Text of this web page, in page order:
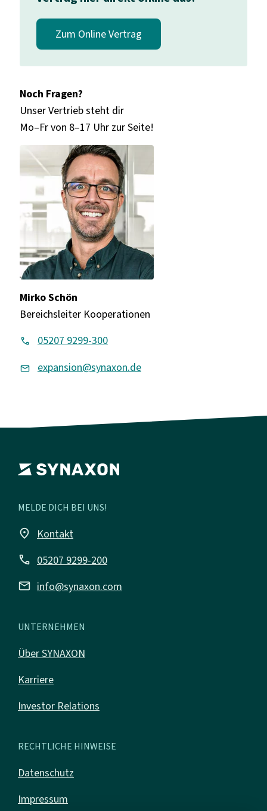
Zum Online Vertrag
Noch Fragen?
Unser Vertrieb steht dir
Mo–Fr von 8–17 Uhr zur Seite!
Mirko Schön
Bereichsleiter Kooperationen
05207 9299-300
expansion@synaxon.de
MELDE DICH BEI UNS!
place Kontakt
call 05207 9299-200
mail info@synaxon.com
UNTERNEHMEN
Über SYNAXON
Karriere
Investor Relations
RECHTLICHE HINWEISE
Datenschutz
Impressum